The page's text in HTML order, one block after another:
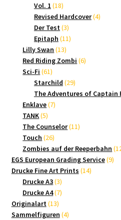
Vol. 1 1818
Produkte
Revised Hardcover 44
Der Test 33
Produkte
Epitaph 1111
Lilly Swan 1313
Produkte
Red Riding Zombi 66
Sci-Fi 6161
Produkte
Starchild 2929
Produkte
The Adventures of Captain
Enklave 77
TANK 55
Produkte
The Counselor 1111
Touch 2626
Produkte
Zombies auf der Reeperbahn
EGS European Grading Service 99
Drucke Fine Art Prints 1414
Drucke A3 33
Produkte
Drucke A4 77
Originalart 1313
Produkte
Sammelfiguren 44